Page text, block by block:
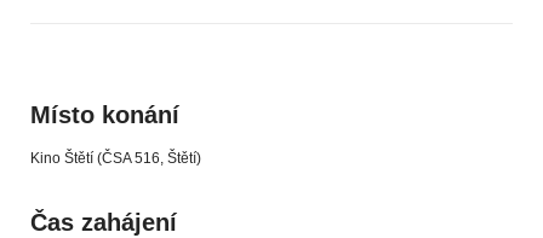
Místo konání
Kino Štětí (ČSA 516, Štětí)
Čas zahájení